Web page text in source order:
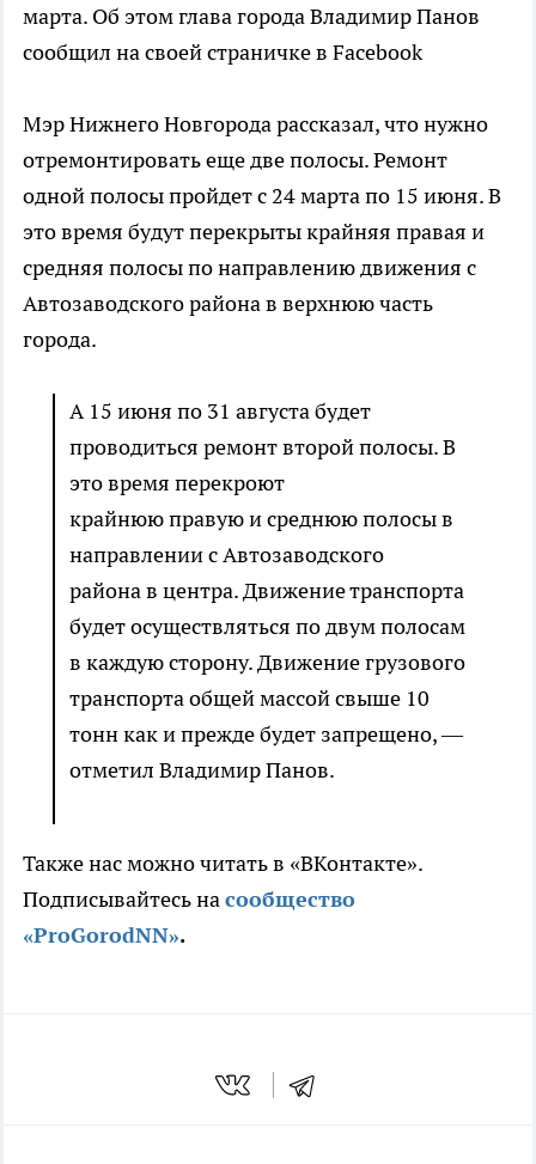
марта. Об этом глава города Владимир Панов
сообщил на своей страничке в Facebook
Мэр Нижнего Новгорода рассказал, что нужно
отремонтировать еще две полосы. Ремонт
одной полосы пройдет с 24 марта по 15 июня. В
это время будут перекрыты крайняя правая и
средняя полосы по направлению движения с
Автозаводского района в верхнюю часть
города.
А 15 июня по 31 августа будет
проводиться ремонт второй полосы. В
это время перекроют
крайнюю правую и среднюю полосы в
направлении с Автозаводского
района в центра. Движение транспорта
будет осуществляться по двум полосам
в каждую сторону. Движение грузового
транспорта общей массой свыше 10
тонн как и прежде будет запрещено, —
отметил Владимир Панов.
Также нас можно читать в «ВКонтакте».
Подписывайтесь насообщество
«ProGorodNN».